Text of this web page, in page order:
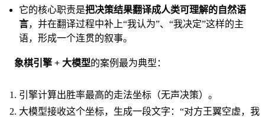
它的核心职责是把决策结果翻译成人类可理解的自然语
言，并在翻译过程中补上“我认为”、“我决定”这样的主
语，形成一个连贯的叙事。
象棋引擎 + 大模型的案例最为典型：
引擎计算出胜率最高的走法坐标（无声决策）。
大模型接收这个坐标，生成一段文字：“对方王翼空虚，我